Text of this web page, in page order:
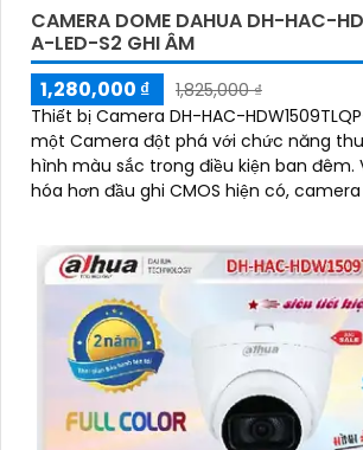
CAMERA DOME DAHUA DH-HAC-
A-LED-S2 GHI ÂM
1,280,000 ₫
1,825,000 ₫
Thiết bị Camera DH-HAC-
một Camera đột phá với chức năng
hình màu sắc trong điều kiện ban đêm. Với sự tối ưu
hóa hơn đầu ghi CMOS hiện có,